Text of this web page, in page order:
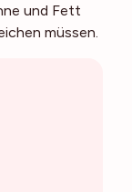
und Fett
müssen.